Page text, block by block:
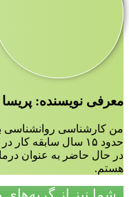
معرفی نویسنده: پریسا
من کارشناسی روانشناسی
حدود ۱۵ سال سابقه کار در زمینه آموزش و کاربرد انواع تکنیکهای ریلکسیشن،مدیتیشن و مایندفولنس دارم.
در حال حاضر به عنوان
هستم.